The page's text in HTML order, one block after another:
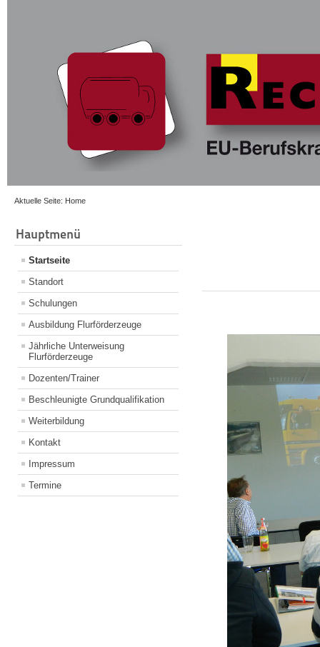
Aktuelle Seite: Home
Hauptmenü
Startseite
Standort
Schulungen
Ausbildung Flurförderzeuge
Jährliche Unterweisung
Flurförderzeuge
Dozenten/Trainer
Beschleunigte Grundqualifikation
Weiterbildung
Kontakt
Impressum
Termine